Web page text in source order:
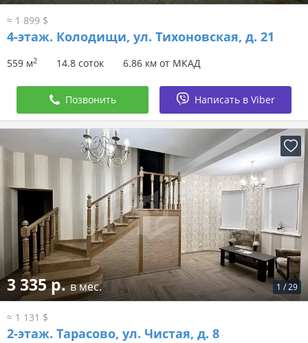
≈ 1 899 $
4-этаж. Колодищи, ул. Тихоновская, д. 21
559 м2 14.8 соток 6.86 км от МКАД
Позвонить Написать в Viber
1 /29
3 335 р.в мес.
≈ 1 131 $
2-этаж. Тарасово, ул. Чистая, д. 8